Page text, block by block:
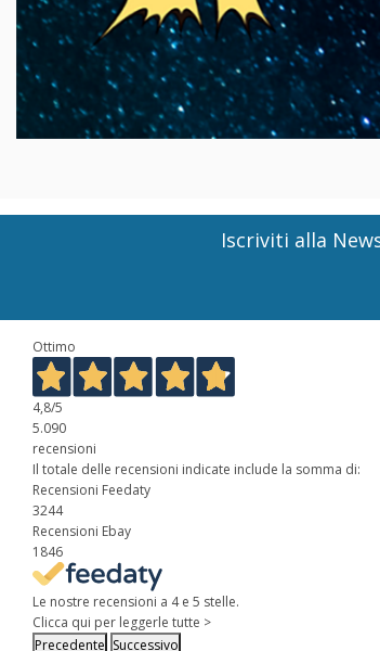
Iscriviti alla
Ottimo
4,8/5
5.090
recensioni
Il totale delle recensioni indicate include la somma di:
Recensioni Feedaty
3244
Recensioni Ebay
1846
Le nostre recensioni a 4 e 5 stelle.
Clicca qui per leggerle tutte >
Precedente Successivo